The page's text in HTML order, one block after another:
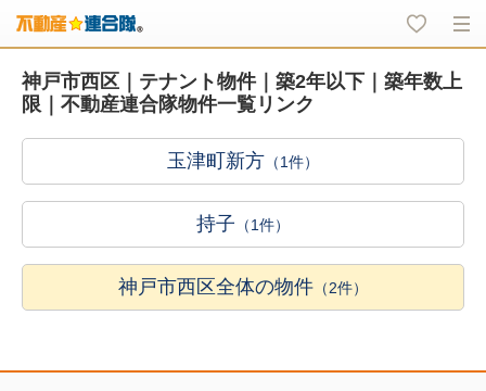
神戸市西区｜テナント物件｜築2年以下｜築年数上
限｜不動産連合隊物件一覧リンク
玉津町新方 （1件）
持子 （1件）
神戸市西区全体の物件 （2件）